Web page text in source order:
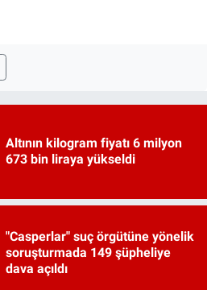
Altının kilogram fiyatı 6 milyon
673 bin liraya yükseldi
"Casperlar" suç örgütüne yönelik
soruşturmada 149 şüpheliye
dava açıldı